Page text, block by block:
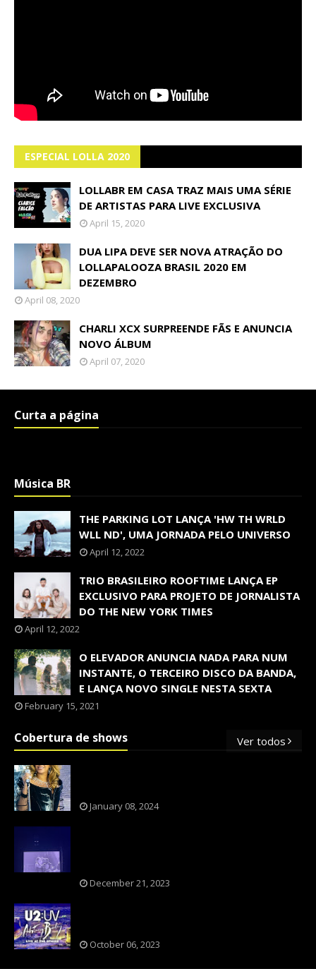
ESPECIAL LOLLA 2020
LOLLABR EM CASA TRAZ MAIS UMA SÉRIE
DE ARTISTAS PARA LIVE EXCLUSIVA
April 15, 2020
DUA LIPA DEVE SER NOVA ATRAÇÃO DO
LOLLAPALOOZA BRASIL 2020 EM
DEZEMBRO
April 08, 2020
CHARLI XCX SURPREENDE FÃS E ANUNCIA
NOVO ÁLBUM
April 07, 2020
Curta a página
Música BR
THE PARKING LOT LANÇA 'HW TH WRLD
WLL ND', UMA JORNADA PELO UNIVERSO
April 12, 2022
TRIO BRASILEIRO ROOFTIME LANÇA EP
EXCLUSIVO PARA PROJETO DE JORNALISTA
DO THE NEW YORK TIMES
April 12, 2022
O ELEVADOR ANUNCIA NADA PARA NUM
INSTANTE, O TERCEIRO DISCO DA BANDA,
E LANÇA NOVO SINGLE NESTA SEXTA
February 15, 2021
Cobertura de shows Ver todos
January 08, 2024
December 21, 2023
October 06, 2023